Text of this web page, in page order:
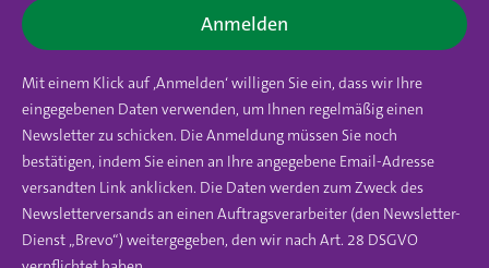
Anmelden
Mit einem Klick auf ‚Anmelden‘ willigen Sie ein, dass wir Ihre
eingegebenen Daten verwenden, um Ihnen regelmäßig einen
Newsletter zu schicken. Die Anmeldung müssen Sie noch
bestätigen, indem Sie einen an Ihre angegebene Email-Adresse
versandten Link anklicken. Die Daten werden zum Zweck des
Newsletterversands an einen Auftragsverarbeiter (den Newsletter-
Dienst „Brevo“) weitergegeben, den wir nach Art. 28 DSGVO